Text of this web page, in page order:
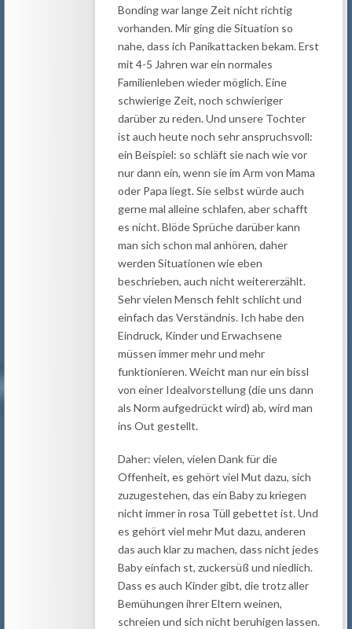
Bonding war lange Zeit nicht richtig
vorhanden. Mir ging die Situation so
nahe, dass ich Panikattacken bekam. Erst
mit 4-5 Jahren war ein normales
Familienleben wieder möglich. Eine
schwierige Zeit, noch schwieriger
darüber zu reden. Und unsere Tochter
ist auch heute noch sehr anspruchsvoll:
ein Beispiel: so schläft sie nach wie vor
nur dann ein, wenn sie im Arm von Mama
oder Papa liegt. Sie selbst würde auch
gerne mal alleine schlafen, aber schafft
es nicht. Blöde Sprüche darüber kann
man sich schon mal anhören, daher
werden Situationen wie eben
beschrieben, auch nicht weitererzählt.
Sehr vielen Mensch fehlt schlicht und
einfach das Verständnis. Ich habe den
Eindruck, Kinder und Erwachsene
müssen immer mehr und mehr
funktionieren. Weicht man nur ein bissl
von einer Idealvorstellung (die uns dann
als Norm aufgedrückt wird) ab, wird man
ins Out gestellt.
Daher: vielen, vielen Dank für die
Offenheit, es gehört viel Mut dazu, sich
zuzugestehen, das ein Baby zu kriegen
nicht immer in rosa Tüll gebettet ist. Und
es gehört viel mehr Mut dazu, anderen
das auch klar zu machen, dass nicht jedes
Baby einfach st, zuckersüß und niedlich.
Dass es auch Kinder gibt, die trotz aller
Bemühungen ihrer Eltern weinen,
schreien und sich nicht beruhigen lassen.